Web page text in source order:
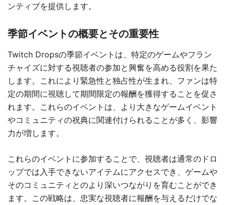
ンティブを提供します。
季節イベントの概要とその重要性
Twitch Dropsの季節イベントは、特定のゲームやフラン
チャイズに対する視聴者の参加と興奮を高める役割を果た
します。これにより緊急性と独占性が生まれ、ファンは特
定の期間に視聴して期間限定の報酬を獲得することを促さ
れます。これらのイベントは、より大きなゲームイベント
やコミュニティの祝典に関連付けられることが多く、影響
力が増します。
これらのイベントに参加することで、視聴者は通常のドロ
ップでは入手できないアイテムにアクセスでき、ゲームや
そのコミュニティとのより深いつながりを育むことができ
ます。この戦略は、忠実な視聴者に報酬を与えるだけでな